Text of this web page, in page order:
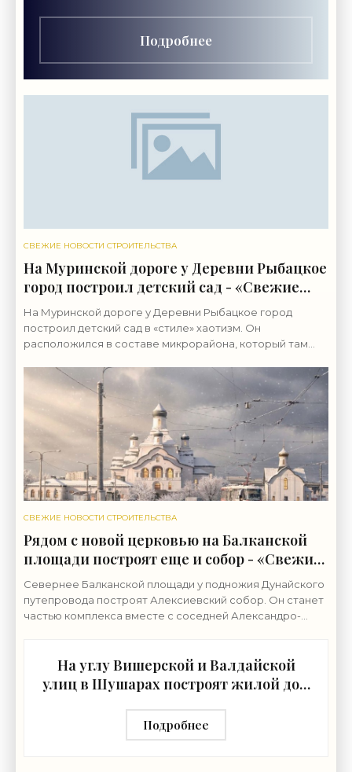
индустрий «Локон».
Подробнее
СВЕЖИЕ НОВОСТИ СТРОИТЕЛЬСТВА
На Муринской дороге у Деревни Рыбацкое
город построил детский сад - «Свежие
новости строительства»
На Муринской дороге у Деревни Рыбацкое город
построил детский сад в «стиле» хаотизм. Он
расположился в составе микрорайона, который там
«Ручьи»
СВЕЖИЕ НОВОСТИ СТРОИТЕЛЬСТВА
Рядом с новой церковью на Балканской
площади построят еще и собор - «Свежие
новости строительства»
Севернее Балканской площади у подножия Дунайского
путепровода построят Алексиевский собор. Он станет
частью комплекса вместе с соседней Александро-
На углу Вишерской и Валдайской
улиц в Шушарах построят жилой дом
Подробнее